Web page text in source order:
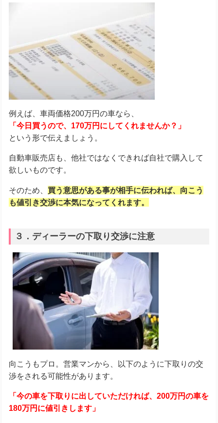
例えば、車両価格200万円の車なら、
「今日買うので、170万円にしてくれませんか？」
という形で伝えましょう。
自動車販売店も、他社ではなくできれば自社で購入して
欲しいものです。
そのため、 買う意思がある事が相手に伝われば、向こう
も値引き交渉に本気になってくれます。
３．ディーラーの下取り交渉に注意
向こうもプロ。営業マンから、以下のように下取りの交
渉をされる可能性があります。
「今の車を下取りに出していただければ、200万円の車を
180万円に値引きします」